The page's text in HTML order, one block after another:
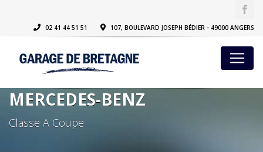
02 41 44 51 51 107, BOULEVARD JOSEPH BÉDIER - 49000 ANGERS
MERCEDES-BENZ
Classe A Coupe